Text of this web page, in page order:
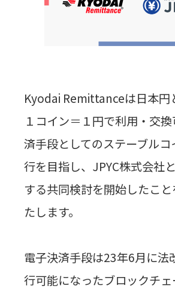
Kyodai Remittanceは日本円
１コイン＝１円で利用・交
済手段としてのステーブル
行を目指し、 JPYC株式会社
する共同検討を開始したこ
たします。
電子決済手段は23年6月に法
行可能になったブロックチ